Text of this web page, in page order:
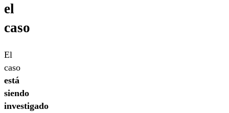
el
caso
El
caso
está
siendo
investigado